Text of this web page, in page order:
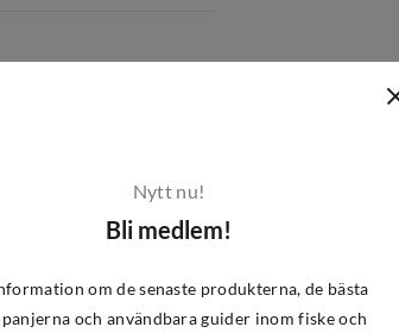
Nytt nu!
Bli medlem!
om de senaste produkterna, de bästa
och användbara guider inom fiske och